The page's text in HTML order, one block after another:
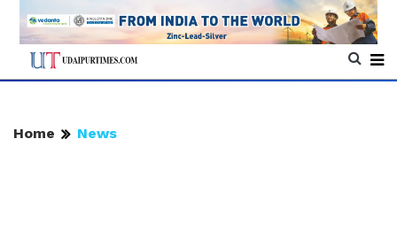
Home News